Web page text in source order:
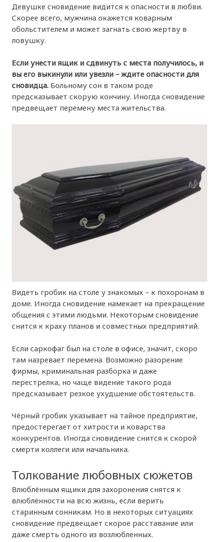
Девушке сновидение видится к опасности в любви.
Скорее всего, мужчина окажется коварным
обольстителем и может загнать свою жертву в
ловушку.
Если унести ящик и сдвинуть с места получилось, и
вы его выкинули или увезли – ждите опасности для
сновидца. Больному сон в таком роде
предсказывает скорую кончину. Иногда сновидение
предвещает перемену места жительства.
Видеть гробик на столе у знакомых – к похоронам в
доме. Иногда сновидение намекает на прекращение
общения с этими людьми. Некоторым сновидение
снится к краху планов и совместных предприятий.
Если саркофаг был на столе в офисе, значит, скоро
там назревает перемена. Возможно разорение
фирмы, криминальная разборка и даже
перестрелка, но чаще видение такого рода
предсказывает резкое ухудшение обстоятельств.
Чёрный гробик указывает на тайное предприятие,
предостерегает от хитрости и коварства
конкурентов. Иногда сновидение снится к скорой
смерти коллеги или начальника.
Толкование любовных сюжетов
Влюблённым ящики для захоронения снятся к
влюблённости на всю жизнь, если верить
старинным сонникам. Но в некоторых ситуациях
сновидение предвещает скорое расставание или
даже смерть одного из возлюбленных.